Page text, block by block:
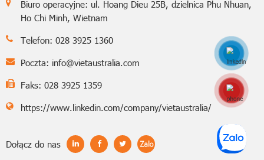
Biuro operacyjne: ul. Hoang Dieu 25B, dzielnica Phu Nhuan,
Ho Chi Minh, Wietnam
Telefon: 028 3925 1360
Poczta: info@vietaustralia.com
Faks: 028 3925 1359
https://www.linkedin.com/company/vietaustralia/
Dołącz do nas
Hotline: